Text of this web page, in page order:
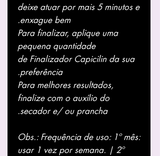
deixe atuar por mais 5 minutos e
enxague bem.
Para finalizar, aplique uma
pequena quantidade
de Finalizador Capicilin da sua
preferência.
Para melhores resultados,
finalize com o auxílio do
secador e/ ou prancha.
Obs.: Frequência de uso: 1º mês:
usar 1 vez por semana. | 2º